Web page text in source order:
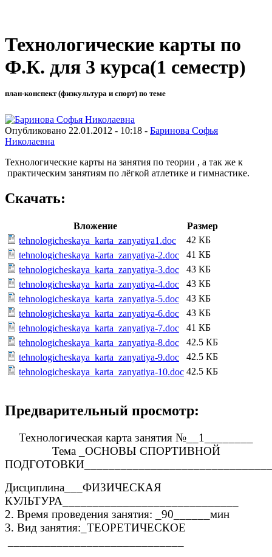
Технологические карты по
Ф.К. для 3 курса(1 семестр)
план-конспект (физкультура и спорт) по теме
Опубликовано 22.01.2012 - 10:18 - Баринова Софья
Николаевна
Технологические карты на занятия по теории , а так же к
практическим занятиям по лёгкой атлетике и гимнастике.
Скачать:
Вложение
Размер
tehnologicheskaya_karta_zanyatiya1.doc
42 КБ
tehnologicheskaya_karta_zanyatiya-2.doc
41 КБ
tehnologicheskaya_karta_zanyatiya-3.doc
43 КБ
tehnologicheskaya_karta_zanyatiya-4.doc
43 КБ
tehnologicheskaya_karta_zanyatiya-5.doc
43 КБ
tehnologicheskaya_karta_zanyatiya-6.doc
43 КБ
tehnologicheskaya_karta_zanyatiya-7.doc
41 КБ
tehnologicheskaya_karta_zanyatiya-8.doc
42.5 КБ
tehnologicheskaya_karta_zanyatiya-9.doc
42.5 КБ
tehnologicheskaya_karta_zanyatiya-10.doc 42.5 КБ
Предварительный просмотр:
Технологическая карта занятия №__1________
Тема _ОСНОВЫ СПОРТИВНОЙ
Дисциплина___ФИЗИЧЕСКАЯ
КУЛЬТУРА_____________________________
2. Время проведения занятия: _90______мин
3. Вид занятия:_ТЕОРЕТИЧЕСКОЕ